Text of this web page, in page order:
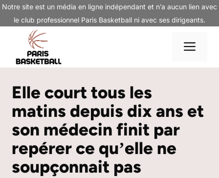
Aller
contenu
Notre site est un média en ligne indépendant et n’a aucun lien avec
le club professionnel Paris Basketball ni avec ses dirigeants.
Elle court tous les
matins depuis dix ans et
son médecin finit par
repérer ce quʼelle ne
soupçonnait pas